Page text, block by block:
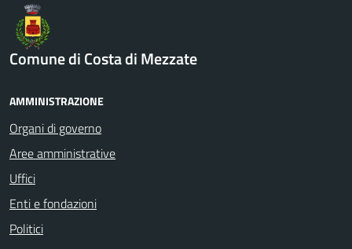
Comune di Costa di Mezzate
AMMINISTRAZIONE
Organi di governo
Aree amministrative
Uffici
Enti e fondazioni
Politici